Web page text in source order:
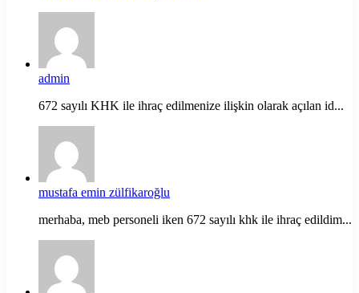
admin
672 sayılı KHK ile ihraç edilmenize ilişkin olarak açılan id...
mustafa emin zülfikaroğlu
merhaba, meb personeli iken 672 sayılı khk ile ihraç edildim...